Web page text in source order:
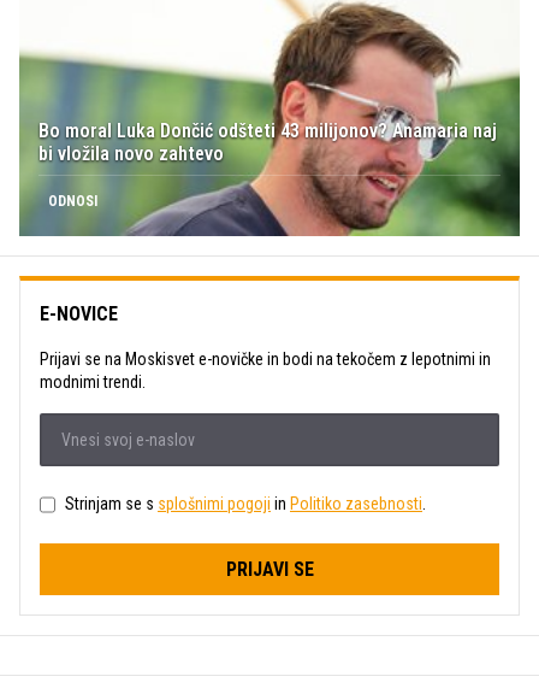
Bo moral Luka Dončić odšteti 43 milijonov? Anamaria naj
bi vložila novo zahtevo
ODNOSI
E-NOVICE
Prijavi se na Moskisvet e-novičke in bodi na tekočem z lepotnimi in
modnimi trendi.
Strinjam se s splošnimi pogoji in Politiko zasebnosti.
PRIJAVI SE